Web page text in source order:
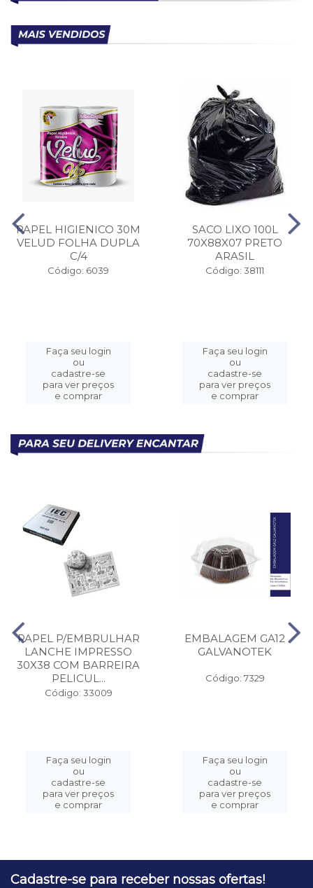
PAPEL HIGIENICO 30M
VELUD FOLHA DUPLA
C/4
Código: 6039
Faça seu login
ou
cadastre-se
para ver preços
e comprar
SACO LIXO 100L
70X88X07 PRETO
ARASIL
Código: 38111
Faça seu login
ou
cadastre-se
para ver preços
e comprar
PAPEL P/EMBRULHAR
LANCHE IMPRESSO
30X38 COM BARREIRA
PELICUL...
Código: 33009
Faça seu login
ou
cadastre-se
para ver preços
e comprar
EMBALAGEM GA12
GALVANOTEK
Código: 7329
Faça seu login
ou
cadastre-se
para ver preços
e comprar
Cadastre-se para receber nossas ofertas!